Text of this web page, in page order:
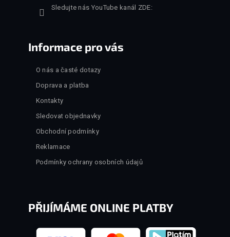
Sledujte nás YouTube kanál ZDE:
Informace pro vás
O nás a časté dotazy
Doprava a platba
Kontakty
Sledovat objednavky
Obchodní podmínky
Reklamace
Podmínky ochrany osobních údajů
PŘIJÍMÁME ONLINE PLATBY